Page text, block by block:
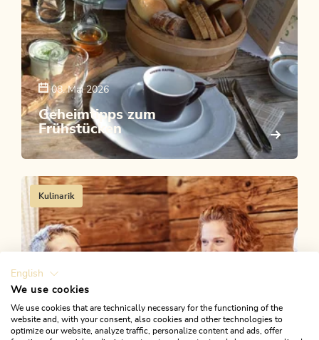
08. Mai 2026
Geheimtipps zum
Frühstücken
Kulinarik
English
We use cookies
We use cookies that are technically necessary for the functioning of the
website and, with your consent, also cookies and other technologies to
optimize our website, analyze traffic, personalize content and ads, offer